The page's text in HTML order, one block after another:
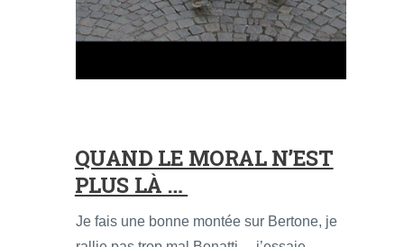
QUAND LE MORAL N’EST
PLUS LÀ …
Je fais une bonne montée sur Bertone, je